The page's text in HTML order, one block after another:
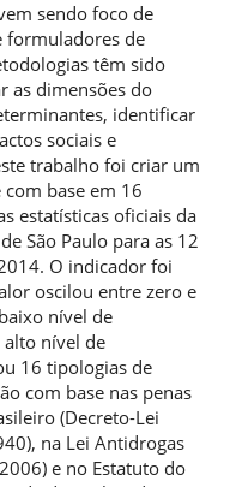
sendo foco de
formuladores de
têm sido
as dimensões do
identificar
sociais e
trabalho foi criar um
base em 16
estatísticas oficiais da
São Paulo para as 12
O indicador foi
oscilou entre zero e
nível de
nível de
16 tipologias de
com base nas penas
(Decreto-Lei
na Lei Antidrogas
e no Estatuto do